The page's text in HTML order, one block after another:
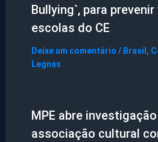
Bullying`, para
escolas do CE
Deixe um comentário / Brasil ,
Legnas
MPE abre
associação cultural